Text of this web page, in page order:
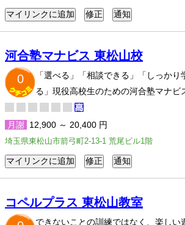
河合塾マナビス 東松山校
0
「選べる」「相談できる」「しっかり
る」現役高校生のための河合塾マナビ
月謝 12,900 ～ 20,400 円
埼玉県東松山市箭弓町2-13-1 荒尾ビル1階
コペルプラス 東松山教室
できないことの訓練ではなく、楽しい